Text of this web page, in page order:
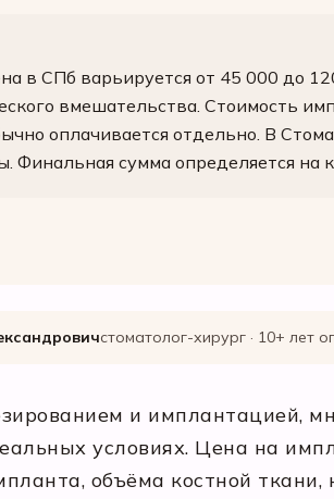
в СПб варьируется от 45 000 до
вмешательства. Стоимость
оплачивается отдельно. В
Финальная сумма определяется на
стоматолог-хирург · 10+ лет
и имплантацией,
условиях. Цена на
объёма костной